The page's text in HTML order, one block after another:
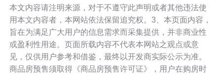
本文内容请注明来源，对于不遵守此声明或者其他违法使
用本文内容者，本网站依法保留追究权。3、本页面内容，
旨在为满足广大用户的信息需求而采集提供，并非商业性
或盈利性用途。页面所载内容不代表本网站之观点或意
见，仅供用户参考和借鉴，最终以开发商实际公示为准。
商品房预售须取得《商品房预售许可证》，用户在购房时